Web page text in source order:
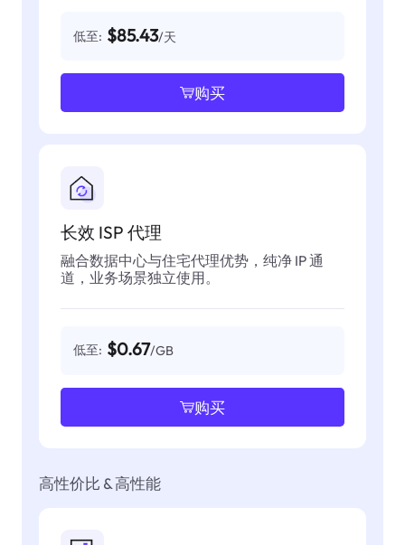
低至: $85.43/天
购买
长效 ISP 代理
融合数据中心与住宅代理优势，纯净 IP 通
道，业务场景独立使用。
低至: $0.67/GB
购买
高性价比 & 高性能